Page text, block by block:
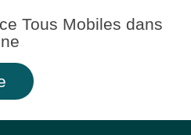
Tous Mobiles dans